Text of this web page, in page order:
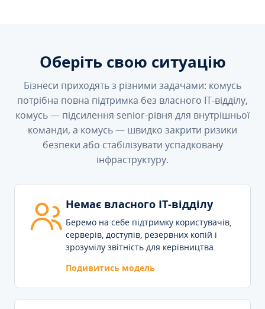
Оберіть свою ситуацію
Бізнеси приходять з різними задачами: комусь
потрібна повна підтримка без власного IT-відділу,
комусь — підсилення senior-рівня для внутрішньої
команди, а комусь — швидко закрити ризики
безпеки або стабілізувати успадковану
інфраструктуру.
Немає власного IT-відділу
Беремо на себе підтримку користувачів,
серверів, доступів, резервних копій і
зрозумілу звітність для керівництва.
Подивитись модель